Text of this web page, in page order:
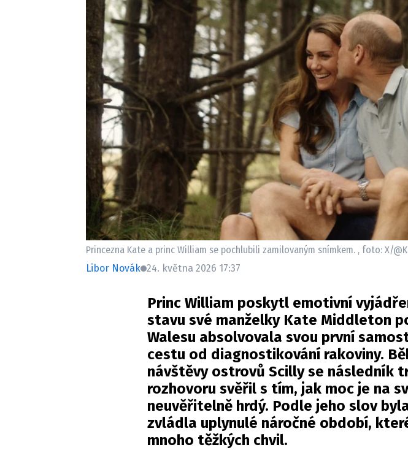
Pošlete nám mail
Nejlepší z
Princezna Kate a princ William se pochlubili zamilovaným snímkem. , foto: X/
Libor Novák 24. května 2026 17:37
Princ William poskytl emotivní
stavu své manželky Kate Middleton
Walesu absolvovala svou první
cestu od diagnostikování rakoviny.
návštěvy ostrovů Scilly se následník
rozhovoru svěřil s tím, jak moc je na
neuvěřitelně hrdý. Podle jeho slov
zvládla uplynulé náročné období,
mnoho těžkých chvil.